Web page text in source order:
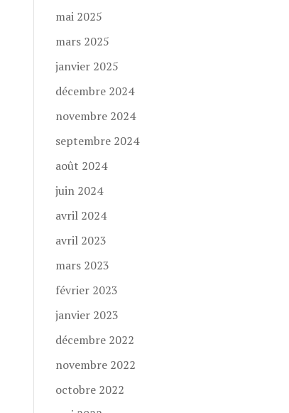
mai 2025
mars 2025
janvier 2025
décembre 2024
novembre 2024
septembre 2024
août 2024
juin 2024
avril 2024
avril 2023
mars 2023
février 2023
janvier 2023
décembre 2022
novembre 2022
octobre 2022